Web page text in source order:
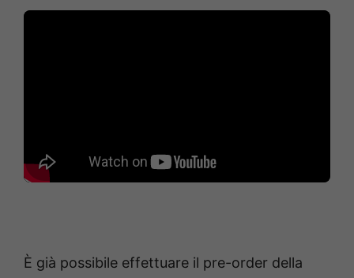
È già possibile effettuare il pre-order della